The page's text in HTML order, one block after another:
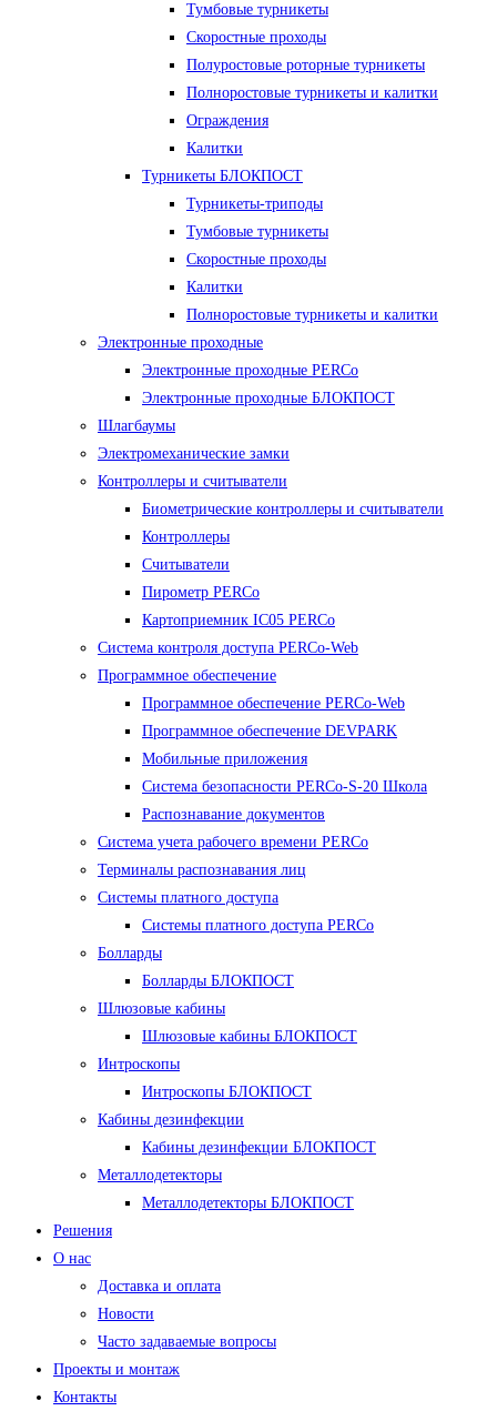
Тумбовые турникеты
Скоростные проходы
Полуростовые роторные турникеты
Полноростовые турникеты и калитки
Ограждения
Калитки
Турникеты БЛОКПОСТ
Турникеты-триподы
Тумбовые турникеты
Скоростные проходы
Калитки
Полноростовые турникеты и калитки
Электронные проходные
Электронные проходные PERCo
Электронные проходные БЛОКПОСТ
Шлагбаумы
Электромеханические замки
Контроллеры и считыватели
Биометрические контроллеры и считыватели
Контроллеры
Считыватели
Пирометр PERCo
Картоприемник IC05 PERCo
Система контроля доступа PERCo-Web
Программное обеспечение
Программное обеспечение PERCo-Web
Программное обеспечение DEVPARK
Мобильные приложения
Система безопасности PERCo-S-20 Школа
Распознавание документов
Система учета рабочего времени PERCo
Терминалы распознавания лиц
Cистемы платного доступа
Системы платного доступа PERCo
Болларды
Болларды БЛОКПОСТ
Шлюзовые кабины
Шлюзовые кабины БЛОКПОСТ
Интроскопы
Интроскопы БЛОКПОСТ
Кабины дезинфекции
Кабины дезинфекции БЛОКПОСТ
Металлодетекторы
Металлодетекторы БЛОКПОСТ
Решения
О нас
Доставка и оплата
Новости
Часто задаваемые вопросы
Проекты и монтаж
Контакты